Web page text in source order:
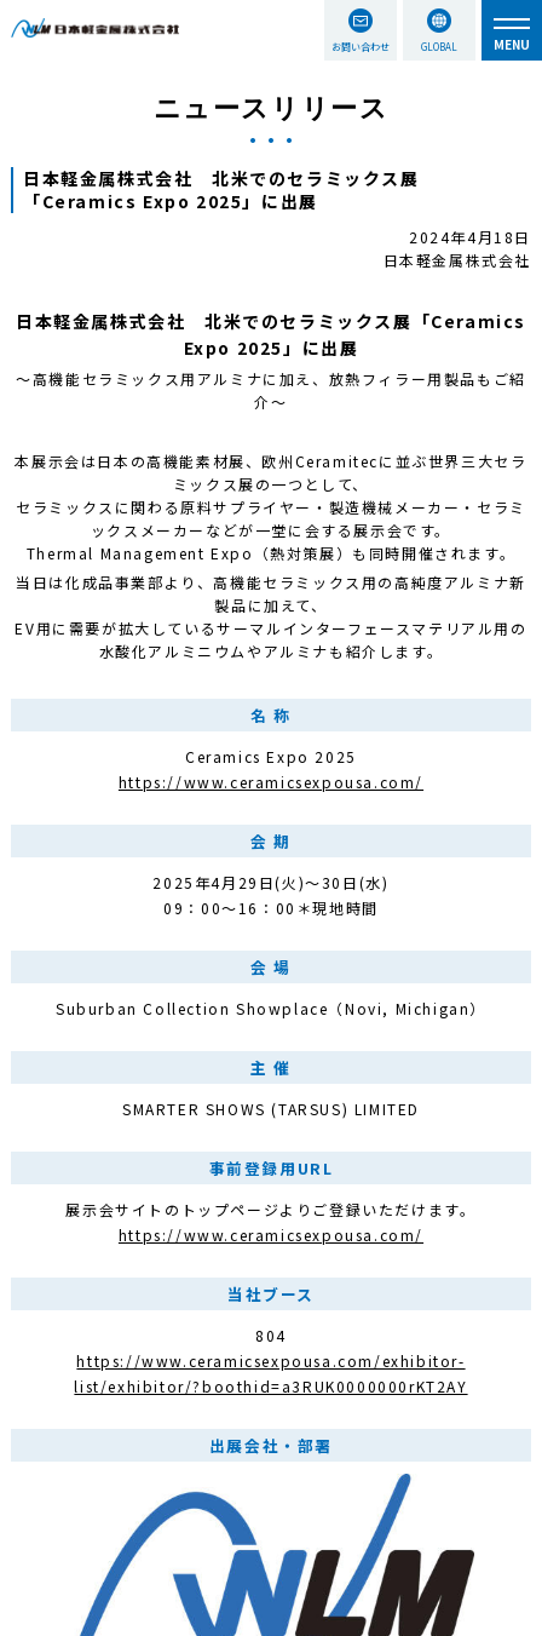
お問い合わせ GLOBAL
ニュースリリース
日本軽金属株式会社 北米でのセラミックス展
「Ceramics Expo 2025」に出展
2024年4月18日
日本軽金属株式会社
日本軽金属株式会社 北米でのセラミックス展「Ceramics
Expo 2025」に出展
～高機能セラミックス用アルミナに加え、放熱フィラー用製品もご紹
介～
本展示会は日本の高機能素材展、欧州Ceramitecに並ぶ世界三大セラ
ミックス展の一つとして、
セラミックスに関わる原料サプライヤー・製造機械メーカー・セラミ
ックスメーカーなどが一堂に会する展示会です。
Thermal Management Expo（熱対策展）も同時開催されます。
当日は化成品事業部より、高機能セラミックス用の高純度アルミナ新
製品に加えて、
EV用に需要が拡大しているサーマルインターフェースマテリアル用の
水酸化アルミニウムやアルミナも紹介します。
名 称
Ceramics Expo 2025
https://www.ceramicsexpousa.com/
会 期
2025年4月29日(火)～30日(水)
09：00～16：00＊現地時間
会 場
Suburban Collection Showplace（Novi, Michigan）
主 催
SMARTER SHOWS (TARSUS) LIMITED
事前登録用URL
展示会サイトのトップページよりご登録いただけます。
https://www.ceramicsexpousa.com/
当社ブース
804
https://www.ceramicsexpousa.com/exhibitor-
list/exhibitor/?boothid=a3RUK0000000rKT2AY
出展会社・部署